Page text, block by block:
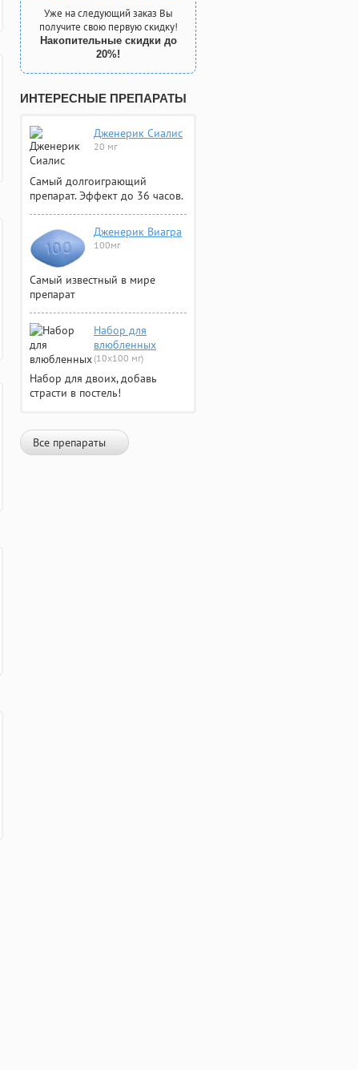
Уже на следующий заказ Вы
получите свою первую скидку!
Накопительные скидки до
20%!
ИНТЕРЕСНЫЕ ПРЕПАРАТЫ
Дженерик Сиалис
20 мг
Самый долгоиграющий
препарат. Эффект до 36 часов.
Дженерик Виагра
100мг
Самый известный в мире
препарат
Набор для
влюбленных
(10х100 мг)
Набор для двоих, добавь
страсти в постель!
Все препараты